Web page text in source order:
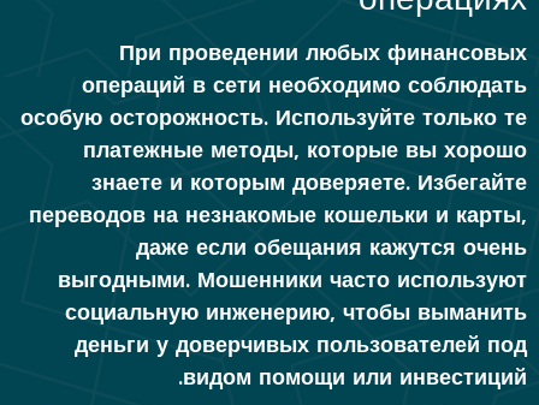
При проведении любых финансовых
операций в сети необходимо соблюдать
особую осторожность. Используйте только те
платежные методы, которые вы хорошо
знаете и которым доверяете. Избегайте
переводов на незнакомые кошельки и карты,
даже если обещания кажутся очень
выгодными. Мошенники часто используют
социальную инженерию, чтобы выманить
деньги у доверчивых пользователей под
видом помощи или инвестиций.